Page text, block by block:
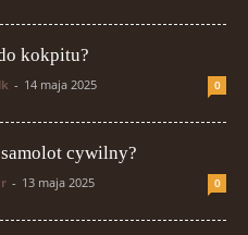
kokpitu?
- 14 maja 2025 0
cywilny?
- 13 maja 2025 0